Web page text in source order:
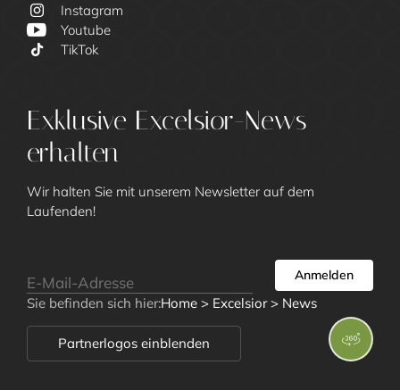
Excelsior
Unsere Gäste
Excelsior Green
Art Gallery
Impressionen
Lage und Anreise
Awards
Instagram
Youtube
TikTok
Exklusive Excelsior-News
erhalten
Wir halten Sie mit unserem Newsletter auf dem
Laufenden!
Anmelden
Sie befinden sich hier:Home > Excelsior> News
Partnerlogos einblenden